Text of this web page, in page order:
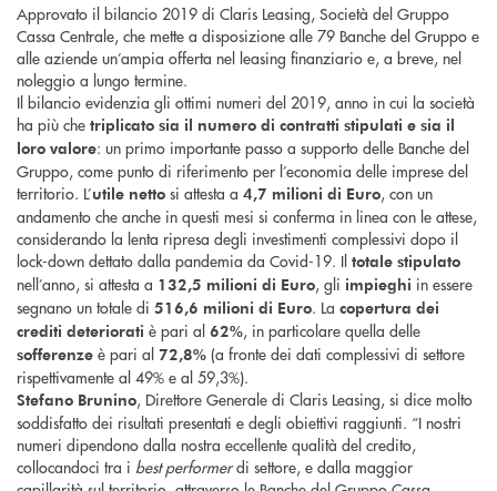
Approvato il bilancio 2019 di Claris Leasing, Società del Gruppo
Cassa Centrale, che mette a disposizione alle 79 Banche del Gruppo e
alle aziende un’ampia offerta nel leasing finanziario e, a breve, nel
noleggio a lungo termine.
Il bilancio evidenzia gli ottimi numeri del 2019, anno in cui la società
ha più che triplicato sia il numero di contratti stipulati e sia il
loro valore: un primo importante passo a supporto delle Banche del
Gruppo, come punto di riferimento per l’economia delle imprese del
territorio. L’utile netto si attesta a 4,7 milioni di Euro, con un
andamento che anche in questi mesi si conferma in linea con le attese,
considerando la lenta ripresa degli investimenti complessivi dopo il
lock-down dettato dalla pandemia da Covid-19. Il totale stipulato
nell’anno, si attesta a 132,5 milioni di Euro, gli impieghi in essere
segnano un totale di 516,6 milioni di Euro. La copertura dei
crediti deteriorati è pari al 62%, in particolare quella delle
sofferenze è pari al 72,8% (a fronte dei dati complessivi di settore
rispettivamente al 49% e al 59,3%).
Stefano Brunino, Direttore Generale di Claris Leasing, si dice molto
soddisfatto dei risultati presentati e degli obiettivi raggiunti. “I nostri
numeri dipendono dalla nostra eccellente qualità del credito,
collocandoci tra i best performerdi settore, e dalla maggior